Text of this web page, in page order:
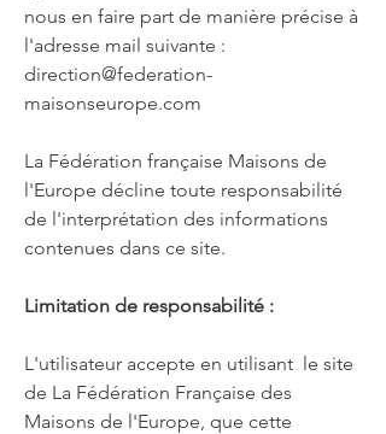
nous en faire part de manière précise à
l'adresse mail suivante :
direction@federation-
maisonseurope.com
La Fédération française Maisons de
l'Europe décline toute responsabilité
de l'interprétation des informations
contenues dans ce site.
Limitation de responsabilité :
L'utilisateur accepte en utilisant le site
de La Fédération Française des
Maisons de l'Europe, que cette